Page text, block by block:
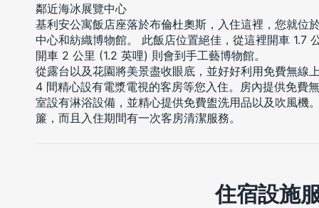
鄰近海冰展覽中心
基利安公寓飯店座落於布倫杜奧斯，入住這裡，您就位
中心和紡織博物館。 此飯店位置絕佳，從這裡開車 1.7
開車 2 公里 (1.2 英哩) 則會到手工藝博物館。
從露台以及花園將美景盡收眼底，並好好利用免費無線
4 間精心設有電漿電視的客房等您入住。房內提供免費
室設有淋浴設備，並精心提供免費盥洗用品以及吹風機
簾，而且入住期間有一次客房清潔服務。
住宿設施